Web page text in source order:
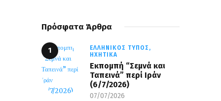
Πρόσφατα Άρθρα
ΕΛΛΗΝΙΚΌΣ ΤΎΠΟΣ,
ΗΧΗΤΙΚΆ
Εκπομπή “Σεμνά και
Ταπεινά” περί Ιράν
(6/7/2026)
07/07/2026